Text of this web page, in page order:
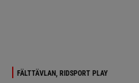
FÄLTTÄVLAN, RIDSPORT PLAY